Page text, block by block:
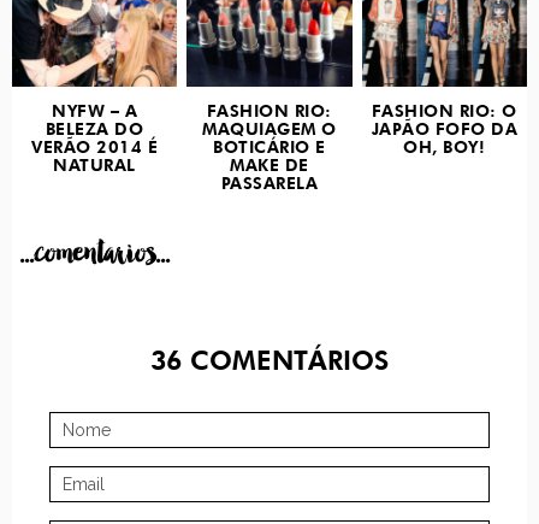
NYFW – A
BELEZA DO
VERÃO 2014 É
NATURAL
FASHION RIO:
MAQUIAGEM O
BOTICÁRIO E
MAKE DE
PASSARELA
FASHION RIO: O
JAPÃO FOFO DA
OH, BOY!
...comentarios...
36 COMENTÁRIOS